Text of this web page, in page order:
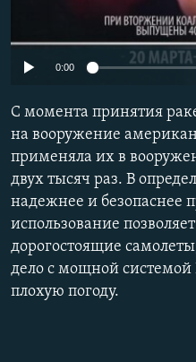
ПОБЕДИТЕЛЕЙ НЕ СУДЯТ?
КРЫМ.НЕПОКОРЕННЫЙ
УКРАИНСКАЯ ПРОБЛЕМА
ПРИСОЕДИНЯЙТЕСЬ!
Все сайты RFE/RL
0:00
C момента принятия
на вооружение
применяла их в
двух тысяч раз. В
надежнее и безопаснее
использование
дорогостоящие
дело с мощной
плохую погоду.